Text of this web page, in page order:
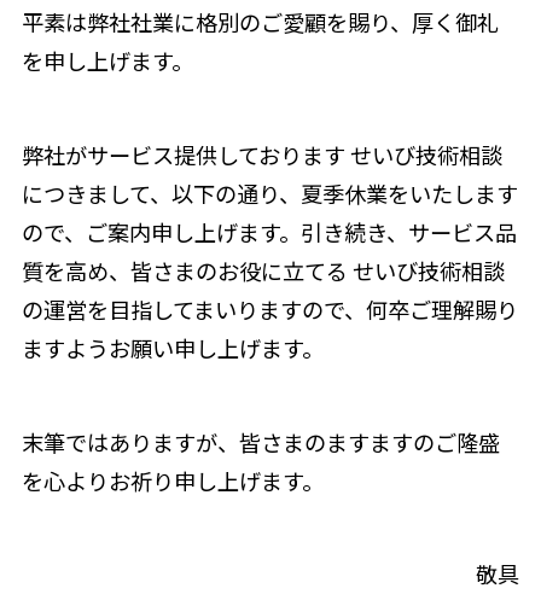
平素は弊社社業に格別のご愛顧を賜り、厚く御礼
を申し上げます。
弊社がサービス提供しております せいび技術相談
につきまして、以下の通り、夏季休業をいたします
ので、ご案内申し上げます。引き続き、サービス品
質を高め、皆さまのお役に立てる せいび技術相談
の運営を目指してまいりますので、何卒ご理解賜り
ますようお願い申し上げます。
末筆ではありますが、皆さまのますますのご隆盛
を心よりお祈り申し上げます。
敬具